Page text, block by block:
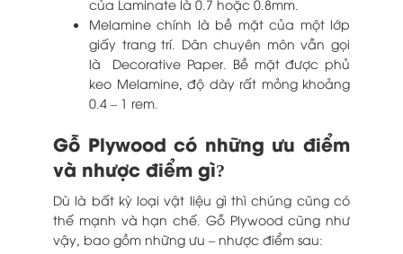
của Laminate là 0.7 hoặc 0.8mm.
Melamine chính là bề mặt của một lớp
giấy trang trí. Dân chuyên môn vẫn gọi
là Decorative Paper. Bề mặt được phủ
keo Melamine, độ dày rất mỏng khoảng
0.4 – 1 rem.
Gỗ Plywood có những ưu điểm
và nhược điểm gì?
Dù là bất kỳ loại vật liệu gì thì chúng cũng có
thế mạnh và hạn chế. Gỗ Plywood cũng như
vậy, bao gồm những ưu – nhược điểm sau: